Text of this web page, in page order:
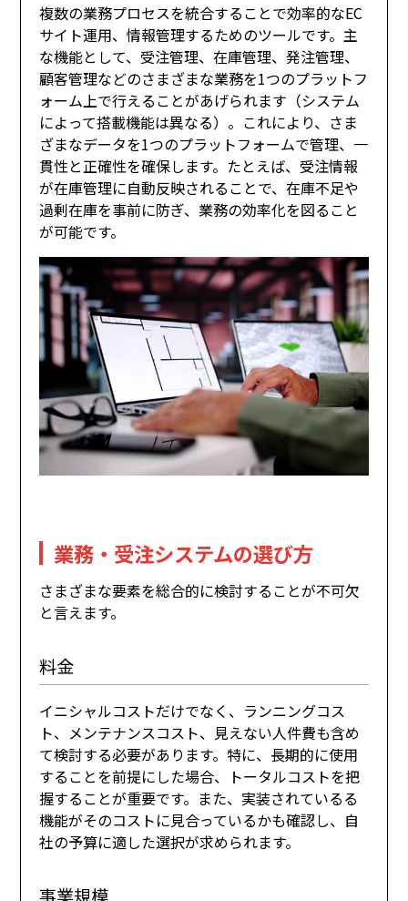
複数の業務プロセスを統合することで効率的なEC
サイト運用、情報管理するためのツールです。主
な機能として、受注管理、在庫管理、発注管理、
顧客管理などのさまざまな業務を1つのプラットフ
ォーム上で行えることがあげられます（システム
によって搭載機能は異なる）。これにより、さま
ざまなデータを1つのプラットフォームで管理、一
貫性と正確性を確保します。たとえば、受注情報
が在庫管理に自動反映されることで、在庫不足や
過剰在庫を事前に防ぎ、業務の効率化を図ること
が可能です。
業務・受注システムの選び方
さまざまな要素を総合的に検討することが不可欠
と言えます。
料金
イニシャルコストだけでなく、ランニングコス
ト、メンテナンスコスト、見えない人件費も含め
て検討する必要があります。特に、長期的に使用
することを前提にした場合、トータルコストを把
握することが重要です。また、実装されているる
機能がそのコストに見合っているかも確認し、自
社の予算に適した選択が求められます。